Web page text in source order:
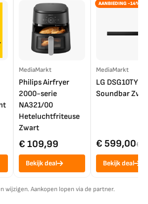
MediaMarkt
Philips Airfryer
2000-serie
NA321/00
Heteluchtfriteuse
Zwart
€ 109,99
Bekijk deal
AANBIEDING -14%
MediaMarkt
LG DSG10TY
Soundbar
€ 599,00€
Bekijk deal
wijzigen. Aankopen lopen via de partner.